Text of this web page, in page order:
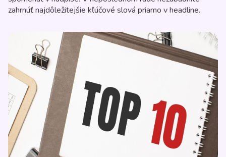
zahrnúť najdôležitejšie kľúčové slová priamo v headline.